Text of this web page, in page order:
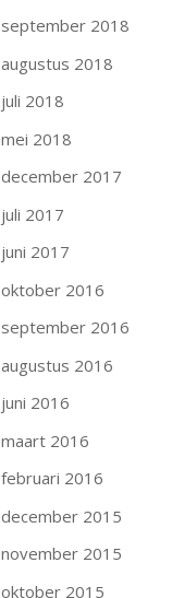
september 2018
augustus 2018
juli 2018
mei 2018
december 2017
juli 2017
juni 2017
oktober 2016
september 2016
augustus 2016
juni 2016
maart 2016
februari 2016
december 2015
november 2015
oktober 2015